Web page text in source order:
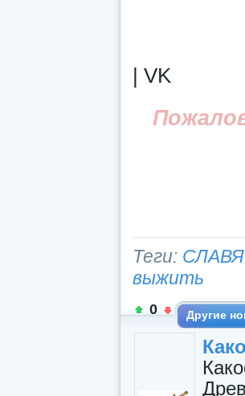
| VK
Теги:
выжить
0 Другие